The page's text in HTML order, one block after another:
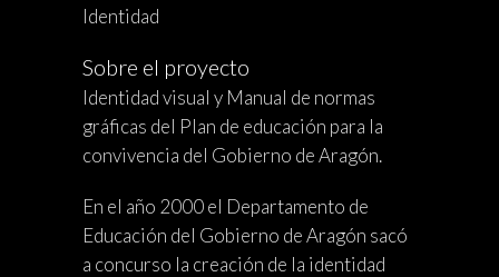
Identidad
Sobre el proyecto
Identidad visual y Manual de normas
gráficas del Plan de educación para la
convivencia del Gobierno de Aragón.
En el año 2000 el Departamento de
Educación del Gobierno de Aragón sacó
a concurso la creación de la identidad